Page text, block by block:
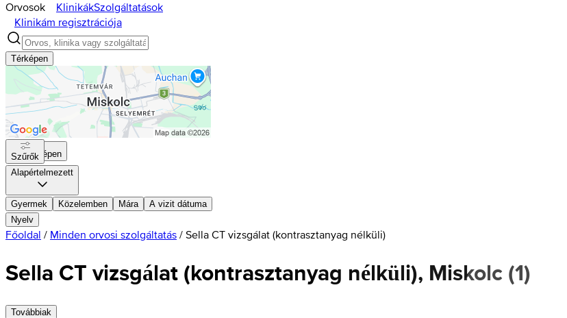
Orvosok KlinikákSzolgáltatások
Klinikám regisztrációja
Térképen
Térképen
Szűrők
Alapértelmezett
Gyermek Közelemben Mára
A vizit dátuma
Nyelv
Főoldal / Minden orvosi szolgáltatás / Sella CT vizsgálat (kontrasztanyag nélküli)
Sella CT vizsgálat (kontrasztanyag nélküli), Miskolc (1)
Továbbiak